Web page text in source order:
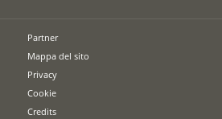
Partner
Mappa del sito
Privacy
Cookie
Credits